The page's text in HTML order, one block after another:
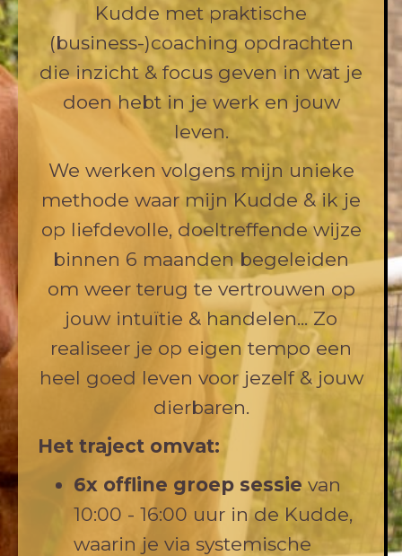
Kudde met praktische
(business-)coaching opdrachten
die inzicht & focus geven in wat je
doen hebt in je werk en jouw
leven.
We werken volgens mijn unieke
methode waar mijn Kudde & ik je
op liefdevolle, doeltreffende wijze
binnen 6 maanden begeleiden
om weer terug te vertrouwen op
jouw intuïtie & handelen... Zo
realiseer je op eigen tempo een
heel goed leven voor jezelf & jouw
dierbaren.
Het traject omvat:
6x offline groep sessie van
10:00 - 16:00 uur in de Kudde,
waarin je via systemische